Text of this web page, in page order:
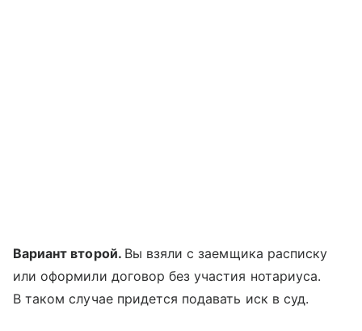
Вариант второй. Вы взяли с заемщика расписку
или оформили договор без участия нотариуса.
В таком случае придется подавать иск в суд.